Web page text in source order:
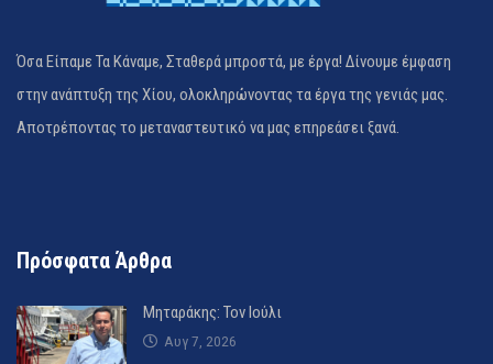
Όσα Είπαμε Τα Κάναμε, Σταθερά μπροστά, με έργα! Δίνουμε έμφαση
στην ανάπτυξη της Χίου, ολοκληρώνοντας τα έργα της γενιάς μας.
Αποτρέποντας το μεταναστευτικό να μας επηρεάσει ξανά.
Πρόσφατα Άρθρα
Μηταράκης: Τον Ιούλι
Αυγ 7, 2026